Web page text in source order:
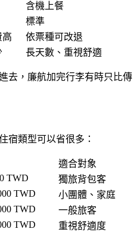
含機上餐
標準
高
依票種可改退
長天數、重視舒適
去，廉航加完行李有時只比傳
宿類型可以省很多：
適合對象
TWD
獨旅背包客
TWD
小團體、家庭
TWD
一般旅客
TWD 重視舒適度